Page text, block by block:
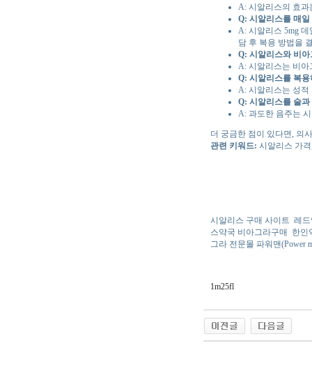
A: 시알리스의 효과
Q: 시알리스를 매
A: 시알리스 5mg
담 후 복용 방법을
Q: 시알리스와 비
A: 시알리스는 비아
Q: 시알리스를 복
A: 시알리스는 성적
Q: 시알리스를 술
A: 과도한 음주는
더 궁금한 점이 있다면, 의
관련 키워드: 시알리스 가
시알리스 구매 사이트 레
스약국 비아그라구매
한인
그라 전문몰 파워맨(Power
1m25fl